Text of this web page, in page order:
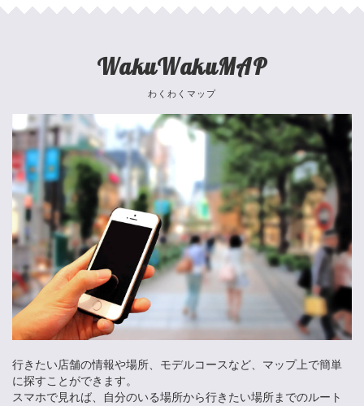
WakuWakuMAP
わくわくマップ
行きたい店舗の情報や場所、モデルコースなど、マップ上で簡単
に探すことができます。
スマホで見れば、自分のいる場所から行きたい場所までのルート